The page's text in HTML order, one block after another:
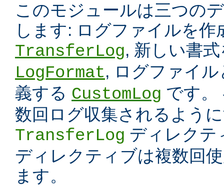
このモジュールは三つの
します: ログファイルを作
TransferLog, 新しい書
LogFormat, ログファイ
義する CustomLog です。
数回ログ収集されるよう
TransferLog ディレク
ディレクティブは複数回
ます。